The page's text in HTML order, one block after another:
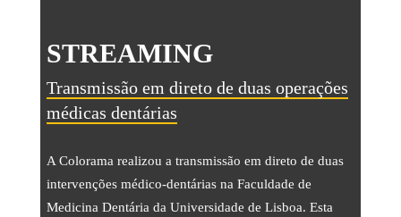
NOTICIAS
CONTACTOS
STREAMING
Transmissão em direto de duas operações
médicas dentárias
A Colorama realizou a transmissão em direto de duas
intervenções médico-dentárias na Faculdade de
Medicina Dentária da Universidade de Lisboa. Esta